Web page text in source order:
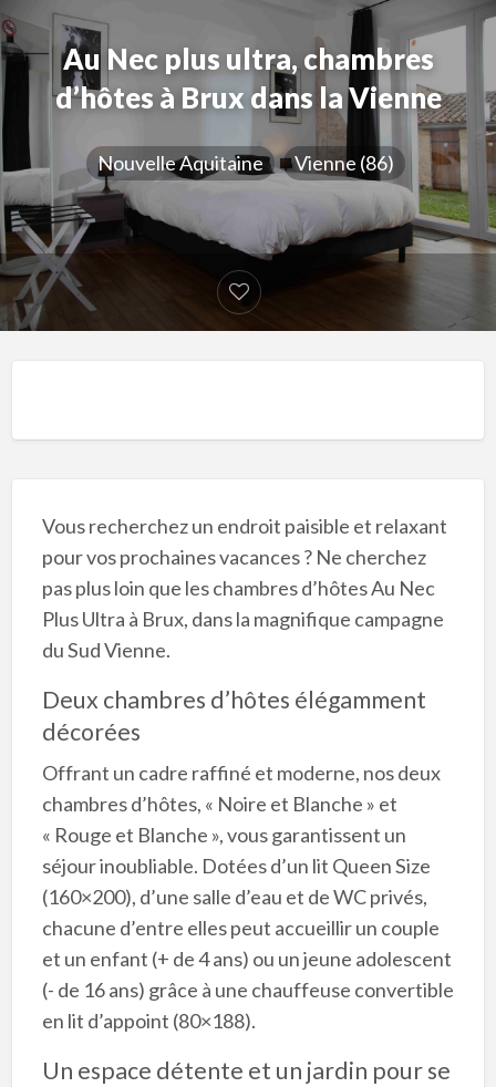
Au Nec plus ultra, chambres
d’hôtes à Brux dans la Vienne
Nouvelle Aquitaine Vienne (86)
Vous recherchez un endroit paisible et relaxant
pour vos prochaines vacances ? Ne cherchez
pas plus loin que les chambres d’hôtes Au Nec
Plus Ultra à Brux, dans la magnifique campagne
du Sud Vienne.
Deux chambres d’hôtes élégamment
décorées
Offrant un cadre raffiné et moderne, nos deux
chambres d’hôtes, « Noire et Blanche » et
« Rouge et Blanche », vous garantissent un
séjour inoubliable. Dotées d’un lit Queen Size
(160×200), d’une salle d’eau et de WC privés,
chacune d’entre elles peut accueillir un couple
et un enfant (+ de 4 ans) ou un jeune adolescent
(- de 16 ans) grâce à une chauffeuse convertible
en lit d’appoint (80×188).
Un espace détente et un jardin pour se